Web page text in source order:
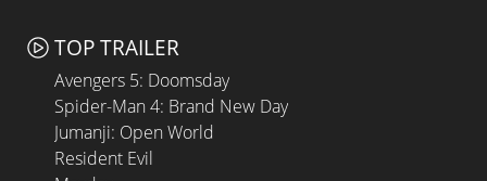
TOP TRAILER
Avengers 5: Doomsday
Spider-Man 4: Brand New Day
Jumanji: Open World
Resident Evil